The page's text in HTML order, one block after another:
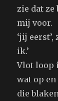
zie dat ze
mij voor.
‘jij
ik.’
Vlot loop
wat op
die